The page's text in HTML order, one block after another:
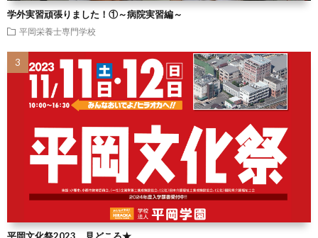
学外実習頑張りました！①～病院実習編～
平岡栄養士専門学校